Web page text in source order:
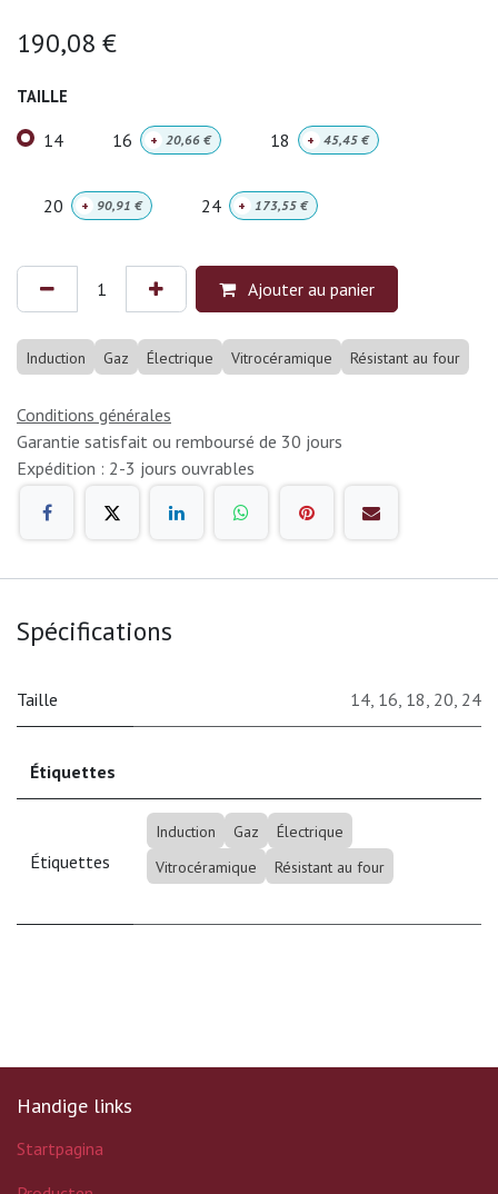
190,08 €
TAILLE
14 16 + 20,66 € 18 + 45,45€
20 + 90,91 € 24 + 173,55€
Ajouter au panier
Induction Gaz Électrique Vitrocéramique Résistant au four
Conditions générales
Garantie satisfait ou remboursé de 30 jours
Expédition : 2-3 jours ouvrables
Spécifications
Taille 14 16 18 20 24
Étiquettes
Étiquettes
Induction Gaz
Électrique
Vitrocéramique
Résistant au four
Handige links
Startpagina